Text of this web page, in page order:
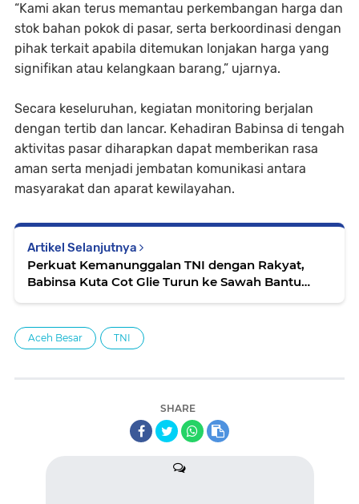
“Kami akan terus memantau perkembangan harga dan
stok bahan pokok di pasar, serta berkoordinasi dengan
pihak terkait apabila ditemukan lonjakan harga yang
signifikan atau kelangkaan barang,” ujarnya.
Secara keseluruhan, kegiatan monitoring berjalan
dengan tertib dan lancar. Kehadiran Babinsa di tengah
aktivitas pasar diharapkan dapat memberikan rasa
aman serta menjadi jembatan komunikasi antara
masyarakat dan aparat kewilayahan.
Artikel Selanjutnya
Perkuat Kemanunggalan TNI dengan Rakyat,
Babinsa Kuta Cot Glie Turun ke Sawah Bantu
Aceh Besar TNI
SHARE